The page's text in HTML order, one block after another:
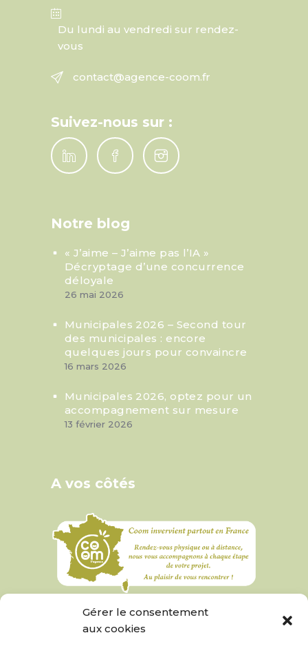
Gérer le consentement
aux cookies
Du lundi au vendredi sur rendez-
vous
contact@agence-coom.fr
Suivez-nous sur :
Notre blog
« J’aime – J’aime pas l’IA »
Décryptage d’une concurrence
déloyale
26 mai 2026
Municipales 2026 – Second tour
des municipales : encore
quelques jours pour convaincre
16 mars 2026
Municipales 2026, optez pour un
accompagnement sur mesure
13 février 2026
A vos côtés